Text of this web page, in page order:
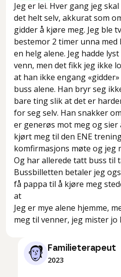
Jeg er lei. Hver gang jeg
det helt selv, akkurat som
gidder å kjøre meg. Jeg ble
bestemor 2 timer unna
en helg alene. Jeg hadde
venn, men det fikk jeg ikke
at han ikke engang
buss alene. Han bryr seg
bare ting slik at det er
for seg selv. Han snakker
er generøs mot meg og sier
kjørt meg til den ENE
komfirmasjons møte og jeg
Og har allerede tatt buss til
Bussbilletten betaler jeg
få pappa til å kjøre meg
at
Jeg er mye alene hjemme,
meg til venner, jeg mister jo
Familieterapeut
2023